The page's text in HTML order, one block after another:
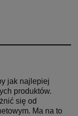
jak najlepiej
produktów.
się od
Ma na to